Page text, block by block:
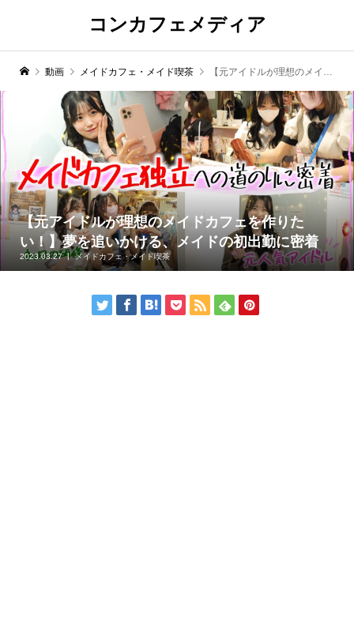
コンカフェメディア
動画 メイドカフェ・メイド喫茶 【元アイドルが理想のメイドカフェを作りたい！】夢を追いかける、メイドの初出勤に密着
【元アイドルが理想のメイドカフェを作りた
い！】夢を追いかける、メイドの初出勤に密着
2023.03.27 メイドカフェ・メイド喫茶